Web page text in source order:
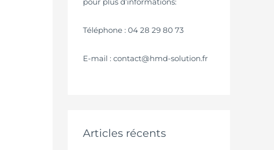
Téléphone : 04 28 29 80 73
E-mail : contact@hmd-solution.fr
Articles récents